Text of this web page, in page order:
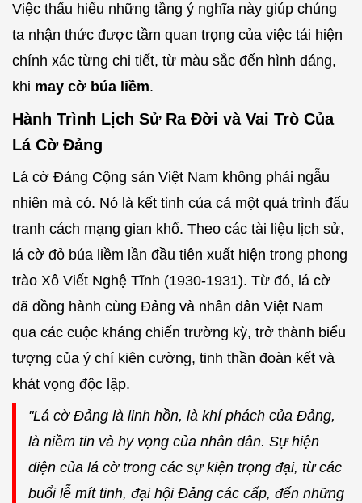
Việc thấu hiểu những tầng ý nghĩa này giúp chúng
ta nhận thức được tầm quan trọng của việc tái hiện
chính xác từng chi tiết, từ màu sắc đến hình dáng,
khi may cờ búa liềm.
Hành Trình Lịch Sử Ra Đời và Vai Trò Của
Lá Cờ Đảng
Lá cờ Đảng Cộng sản Việt Nam không phải ngẫu
nhiên mà có. Nó là kết tinh của cả một quá trình đấu
tranh cách mạng gian khổ. Theo các tài liệu lịch sử,
lá cờ đỏ búa liềm lần đầu tiên xuất hiện trong phong
trào Xô Viết Nghệ Tĩnh (1930-1931). Từ đó, lá cờ
đã đồng hành cùng Đảng và nhân dân Việt Nam
qua các cuộc kháng chiến trường kỳ, trở thành biểu
tượng của ý chí kiên cường, tinh thần đoàn kết và
khát vọng độc lập.
"Lá cờ Đảng là linh hồn, là khí phách của Đảng,
là niềm tin và hy vọng của nhân dân. Sự hiện
diện của lá cờ trong các sự kiện trọng đại, từ các
buổi lễ mít tinh, đại hội Đảng các cấp, đến những